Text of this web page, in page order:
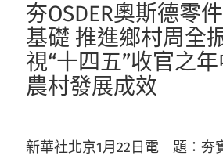
夯OSDER奧斯德零
基礎 推進鄉村周全
視“十四五”收官之
農村發展成效
新華社北京1月22日電 題：夯